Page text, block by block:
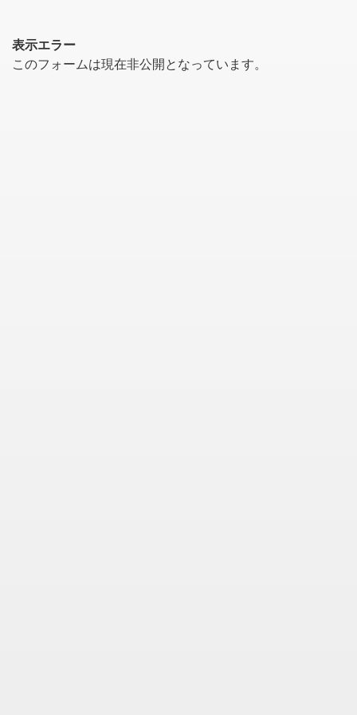
表示エラー
このフォームは現在非公開となっています。